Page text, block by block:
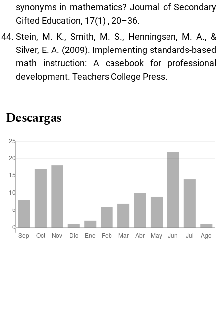
synonyms in mathematics? Journal of Secondary
Gifted Education, 17(1) , 20–36.
Stein, M. K., Smith, M. S., Henningsen, M. A., &
Silver, E. A. (2009). Implementing standards-based
math instruction: A casebook for professional
development. Teachers College Press.
Descargas